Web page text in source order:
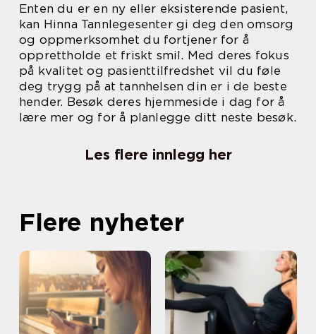
Enten du er en ny eller eksisterende pasient,
kan Hinna Tannlegesenter gi deg den omsorg
og oppmerksomhet du fortjener for å
opprettholde et friskt smil. Med deres fokus
på kvalitet og pasienttilfredshet vil du føle
deg trygg på at tannhelsen din er i de beste
hender. Besøk deres hjemmeside i dag for å
lære mer og for å planlegge ditt neste besøk.
Les flere innlegg her
Flere nyheter